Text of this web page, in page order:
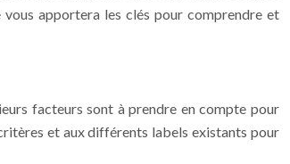
apportera les clés pour comprendre et
facteurs sont à prendre en compte pour
et aux différents labels existants pour